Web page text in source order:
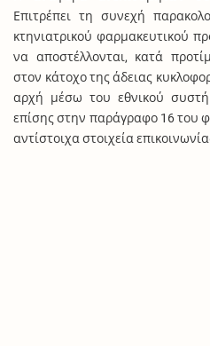
Επιτρέπει τη συνεχή
κτηνιατρικού φαρμακευτικού
να αποστέλλονται, κατά
στον κάτοχο της άδειας
αρχή μέσω του εθνικού
επίσης στην παράγραφο 16 του
αντίστοιχα στοιχεία